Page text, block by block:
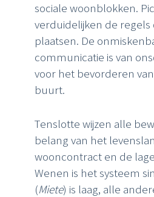
sociale woonblokken.
verduidelijken de
plaatsen. De
communicatie is van
voor het bevorderen
buurt.
Tenslotte wijzen alle
belang van het
wooncontract en de
Wenen is het systeem
(Miete) is laag, alle